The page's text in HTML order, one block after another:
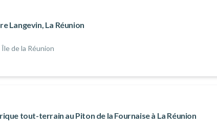
Langevin, La Réunion
de la Réunion
tout-terrain au Piton de la Fournaise à La Réunion